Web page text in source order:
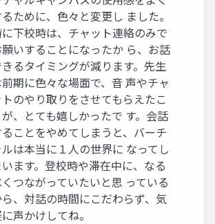
ために、色々と変更し ました。
下校時は、チャット連絡のみで
いすることになったか ら、お話
るタイミングが減ります。先生
期に色々な場面で、音 声やチャ
トのやり取りをさせてもらえたこ
が、とても嬉しかったで す。会話
ことをやめてしまうと、バーチ
ルは本当に１人の世界に なってし
います。登校時や滞在中に、なる
つながっていたいと思 っている
、対話の時間にこだわらず、気
声かけしてね。